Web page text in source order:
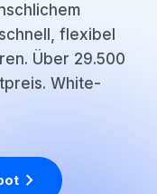
flexibel
Über 29.500
White-
chevron_right